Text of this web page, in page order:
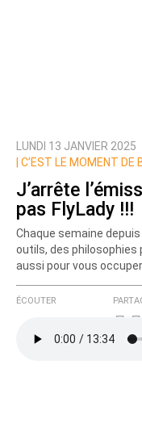
Prévenez-moi de
LUNDI 13 JANVIER 2025
C’EST LE MOMENT DE
J’arrête
pas FlyLady !!!
Chaque semaine
outils, des philosophies
aussi pour vous
ÉCOUTER